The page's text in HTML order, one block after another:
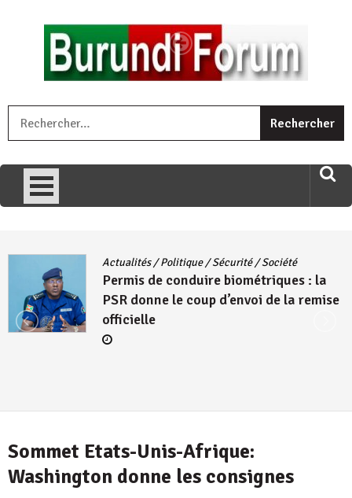
umariye umuryango wawe canke igihugu cakwibarutse .Wewe
uri ngaha ndagusigiye iki kibazo : Uriko ukora iki kugira ngo
Actualités/Politique/Sécurité/Société
Permis de conduire biométriques : la
PSR donne le coup d’envoi de la remise
officielle
Sommet Etats-Unis-Afrique:
Washington donne les consignes